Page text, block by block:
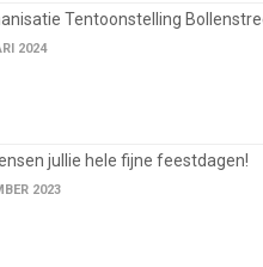
Tentoonstelling
2024
jullie hele fijne feestdagen!
2023